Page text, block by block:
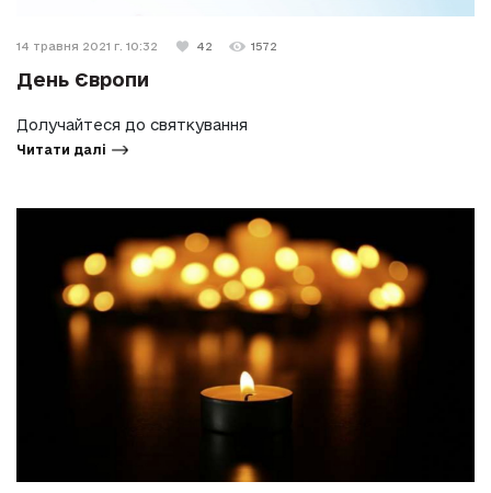
14 травня 2021 г. 10:32 42 1572
День Європи
Долучайтеся до святкування
Читати далі